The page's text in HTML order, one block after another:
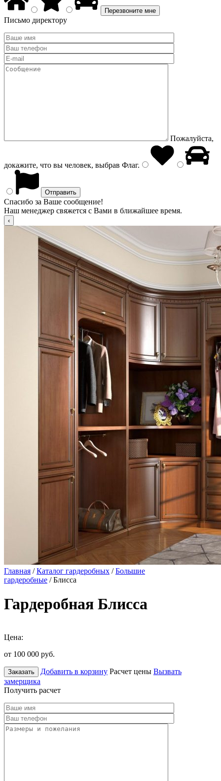
Письмо директору
Пожалуйста,
докажите, что вы человек, выбрав Флаг.
Спасибо за Ваше сообщение!
Наш менеджер свяжется с Вами в ближайшее время.
Главная /Каталог гардеробных /Большие
гардеробные / Блисса
Гардеробная Блисса
Цена:
от 100 000 руб.
Заказать Добавить в корзину Расчет цены Вызвать
замерщика
Получить расчет